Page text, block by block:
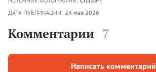
ДАТА ПУБЛИКАЦИИ: 26 мая 2026
Комментарии 7
Написать комментарий